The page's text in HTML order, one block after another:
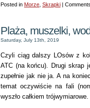
Posted in Morze Skrapki |
Plaża, muszelki,
Saturday, July 13th, 2019
Czyli ciąg dalszy LOsów z
ATC (na końcu). Drugi skrap
zupełnie jak nie ja. A na
temat oczywiście na fali
wyszło całkiem